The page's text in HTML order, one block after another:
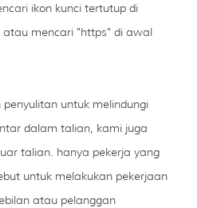
ikon kunci tertutup di
mencari "https" di awal
untuk melindungi
dalam talian, kami juga
talian. hanya pekerja yang
untuk melakukan pekerjaan
atau pelanggan